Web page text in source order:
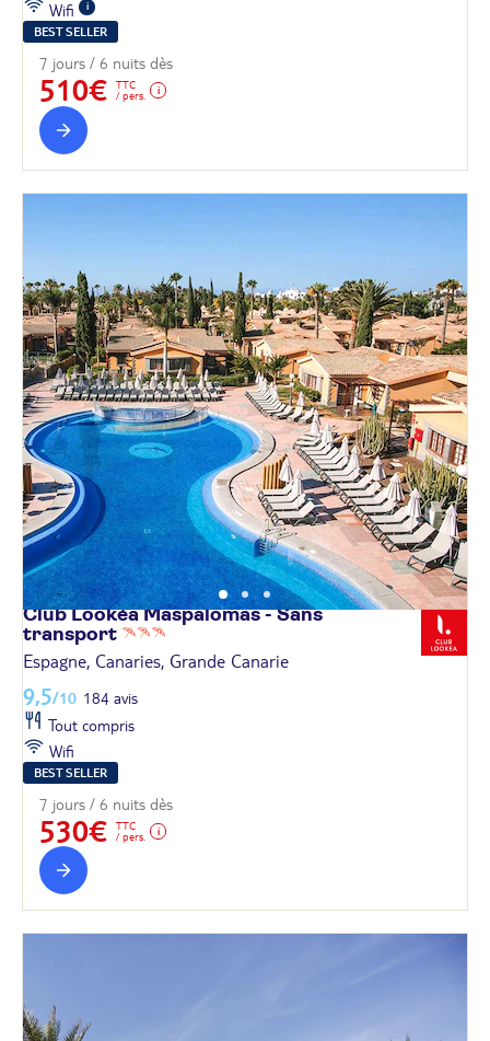
Wifi
BEST SELLER
7 jours / 6 nuits dès
510€
TTC
/ pers.
Club Lookéa Maspalomas - Sans
transport
Espagne, Canaries, Grande Canarie
9,5/10 184 avis
Tout compris
Wifi
BEST SELLER
7 jours / 6 nuits dès
530€
TTC
/ pers.